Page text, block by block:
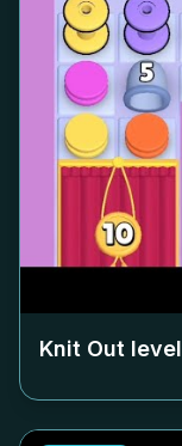
Knit Out level